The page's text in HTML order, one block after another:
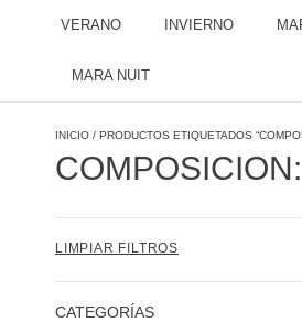
VERANO INVIERNO
MARA NUIT
INICIO / PRODUCTOS ETIQUETADOS
LIMPIAR FILTROS
CATEGORÍAS